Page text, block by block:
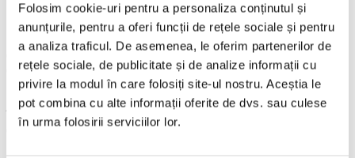
Folosim cookie-uri pentru a personaliza conținutul și
anunțurile, pentru a oferi funcții de rețele sociale și pentru
a analiza traficul. De asemenea, le oferim partenerilor de
rețele sociale, de publicitate și de analize informații cu
privire la modul în care folosiți site-ul nostru. Aceștia le
pot combina cu alte informații oferite de dvs. sau culese
în urma folosirii serviciilor lor.
Portman, Julia Roberts și Clive Owen, textul lui Patrick
Marber revine aici la forma sa inițială: teatrul. Într-un spațiu
intim, unde distanța dintre actori și spectatori aproape
dispare, povestea se apropie, iar personajele nu mai par
doar observate, ci dureros de familiare.
Un scriitor, o stripteuză, o fotografă și un medic ajung prinși
într-un schimb de atracții, relații și trădări care îi apropie și îi
distrug pe rând.